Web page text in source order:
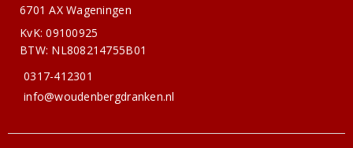
6701 AX Wageningen
KvK: 09100925
BTW: NL808214755B01
0317-412301
info@woudenbergdranken.nl